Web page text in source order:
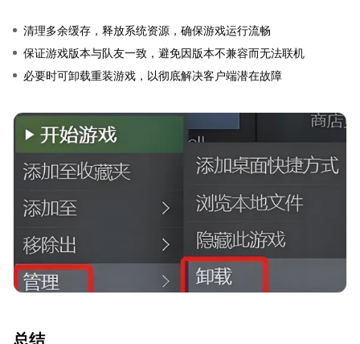
清理多余缓存，释放系统资源，确保游戏运行流畅
保证游戏版本与队友一致，避免因版本不兼容而无法联机
必要时可卸载重装游戏，以彻底解决客户端潜在故障
总结